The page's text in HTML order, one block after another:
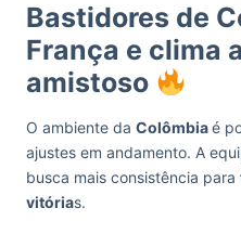
Bastidores de
França e clima
amistoso
O ambiente da Colômbiaé
ajustes em andamento. A
busca mais consistência para
vitórias.